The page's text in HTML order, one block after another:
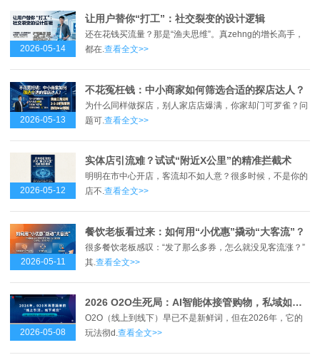
2026-05-14
让用户替你“打工”：社交裂变的设计逻辑
还在花钱买流量？那是“渔夫思维”。真zehng的增长高手，
都在.查看全文>>
2026-05-13
不花冤枉钱：中小商家如何筛选合适的探店达人？
为什么同样做探店，别人家店店爆满，你家却门可罗雀？问
题可. 查看全文>>
2026-05-12
实体店引流难？试试“附近X公里”的精准拦截术
明明在市中心开店，客流却不如人意？很多时候，不是你的
店不.查看全文>>
2026-05-11
餐饮老板看过来：如何用“小优惠”撬动“大客流”？
很多餐饮老板感叹：“发了那么多券，怎么就没见客流涨？”
其.查看全文>>
2026-05-08
2026 O2O生死局：AI智能体接管购物，私域如何接招？
O2O（线上到线下）早已不是新鲜词，但在2026年，它的
玩法彻d.查看全文>>